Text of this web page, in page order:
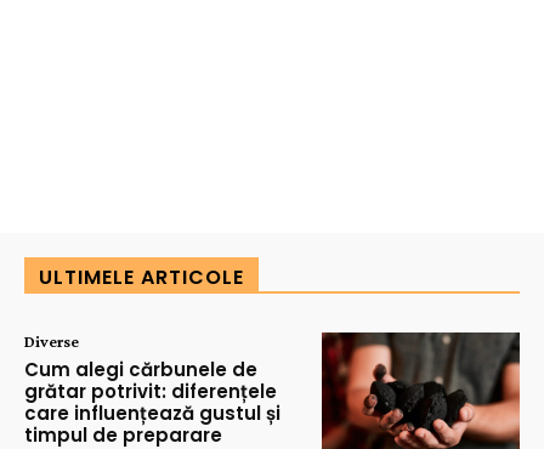
ULTIMELE ARTICOLE
Diverse
Cum alegi cărbunele de
grătar potrivit: diferențele
care influențează gustul și
timpul de preparare